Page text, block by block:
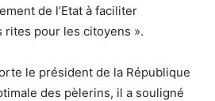
de l’Etat à faciliter
rites pour les citoyens ».
le président de la République
des pèlerins, il a souligné